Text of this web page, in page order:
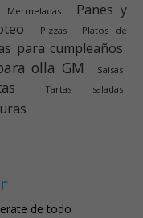
Mermeladas
Panes y
Pizzas
Platos de
para cumpleaños
olla GM
Salsas
Tartas saladas
de todo